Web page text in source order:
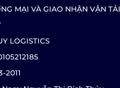
MẠI VÀ GIAO NHẬN VẬN TẢI
LOGISTICS
2011